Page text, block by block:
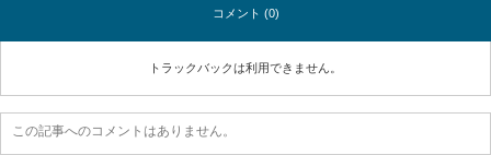
コメント (0)
トラックバックは利用できません。
この記事へのコメントはありません。